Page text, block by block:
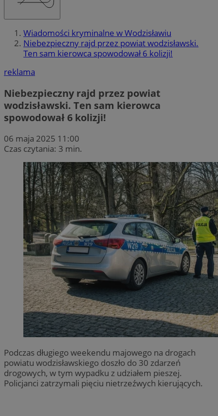
Wiadomości kryminalne w Wodzisławiu
Niebezpieczny rajd przez powiat wodzisławski.
Ten sam kierowca spowodował 6 kolizji!
reklama
Niebezpieczny rajd przez powiat
wodzisławski. Ten sam kierowca
spowodował 6 kolizji!
06 maja 2025 11:00
Czas czytania: 3 min.
Podczas długiego weekendu majowego na drogach
powiatu wodzisławskiego doszło do 30 zdarzeń
drogowych, w tym wypadku z udziałem pieszej.
Policjanci zatrzymali pięciu nietrzeźwych kierujących.